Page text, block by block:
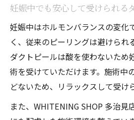
妊娠中でも安心して受けられる
妊娠中はホルモンバランスの変化
く、従来のピーリングは避けられ
ダクトピールは酸を使わないため
術を受けていただけます。施術中
どないため、リラックスして受け
また、WHITENING SHOP 多治見